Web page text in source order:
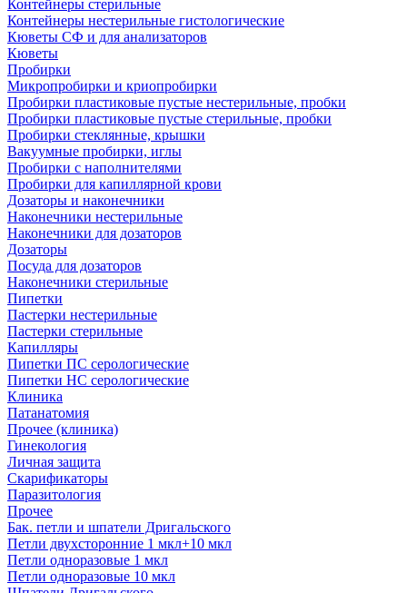
Контейнеры стерильные
Контейнеры нестерильные гистологические
Кюветы СФ и для анализаторов
Кюветы
Пробирки
Микропробирки и криопробирки
Пробирки пластиковые пустые нестерильные, пробки
Пробирки пластиковые пустые стерильные, пробки
Пробирки стеклянные, крышки
Вакуумные пробирки, иглы
Пробирки с наполнителями
Пробирки для капиллярной крови
Дозаторы и наконечники
Наконечники нестерильные
Наконечники для дозаторов
Дозаторы
Посуда для дозаторов
Наконечники стерильные
Пипетки
Пастерки нестерильные
Пастерки стерильные
Капилляры
Пипетки ПС серологические
Пипетки НС серологические
Клиника
Патанатомия
Прочее (клиника)
Гинекология
Личная защита
Скарификаторы
Паразитология
Прочее
Бак. петли и шпатели Дригальского
Петли двухсторонние 1 мкл+10 мкл
Петли одноразовые 1 мкл
Петли одноразовые 10 мкл